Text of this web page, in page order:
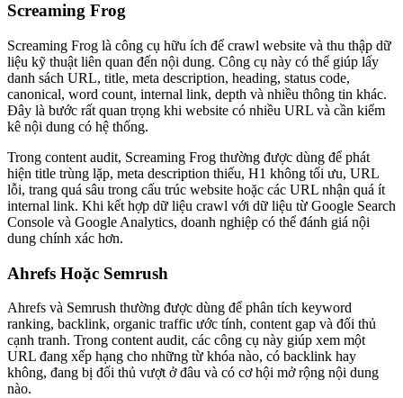
Screaming Frog
Screaming Frog là công cụ hữu ích để crawl website và thu thập dữ
liệu kỹ thuật liên quan đến nội dung. Công cụ này có thể giúp lấy
danh sách URL, title, meta description, heading, status code,
canonical, word count, internal link, depth và nhiều thông tin khác.
Đây là bước rất quan trọng khi website có nhiều URL và cần kiểm
kê nội dung có hệ thống.
Trong content audit, Screaming Frog thường được dùng để phát
hiện title trùng lặp, meta description thiếu, H1 không tối ưu, URL
lỗi, trang quá sâu trong cấu trúc website hoặc các URL nhận quá ít
internal link. Khi kết hợp dữ liệu crawl với dữ liệu từ Google Search
Console và Google Analytics, doanh nghiệp có thể đánh giá nội
dung chính xác hơn.
Ahrefs Hoặc Semrush
Ahrefs và Semrush thường được dùng để phân tích keyword
ranking, backlink, organic traffic ước tính, content gap và đối thủ
cạnh tranh. Trong content audit, các công cụ này giúp xem một
URL đang xếp hạng cho những từ khóa nào, có backlink hay
không, đang bị đối thủ vượt ở đâu và có cơ hội mở rộng nội dung
nào.